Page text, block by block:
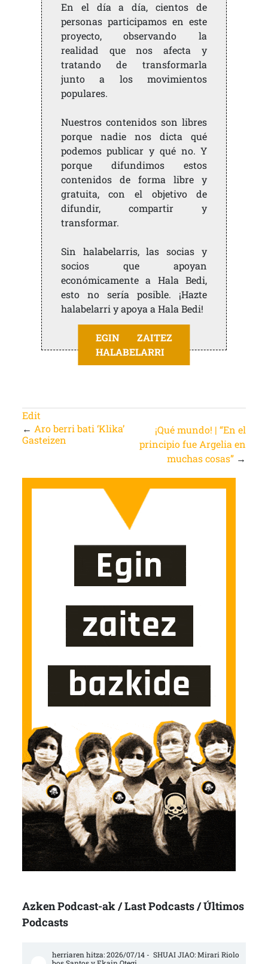
En el día a día, cientos de
personas participamos en este
proyecto, observando la
realidad que nos afecta y
tratando de transformarla
junto a los movimientos
populares.
Nuestros contenidos son libres
porque nadie nos dicta qué
podemos publicar y qué no. Y
porque difundimos estos
contenidos de forma libre y
gratuita, con el objetivo de
difundir, compartir y
transformar.
Sin halabelarris, las socias y
socios que apoyan
económicamente a Hala Bedi,
esto no sería posible. ¡Hazte
halabelarri y apoya a Hala Bedi!
EGIN ZAITEZ
HALABELARRI
Edit
← Aro berri bati ‘Klika’
Gasteizen
¡Qué mundo! | “En el
principio fue Argelia en
muchas cosas” →
Azken Podcast-ak / Last Podcasts / Últimos
Podcasts
herriaren hitza: 2026/07/14 -  SHUAI JIAO: Mirari Riolo